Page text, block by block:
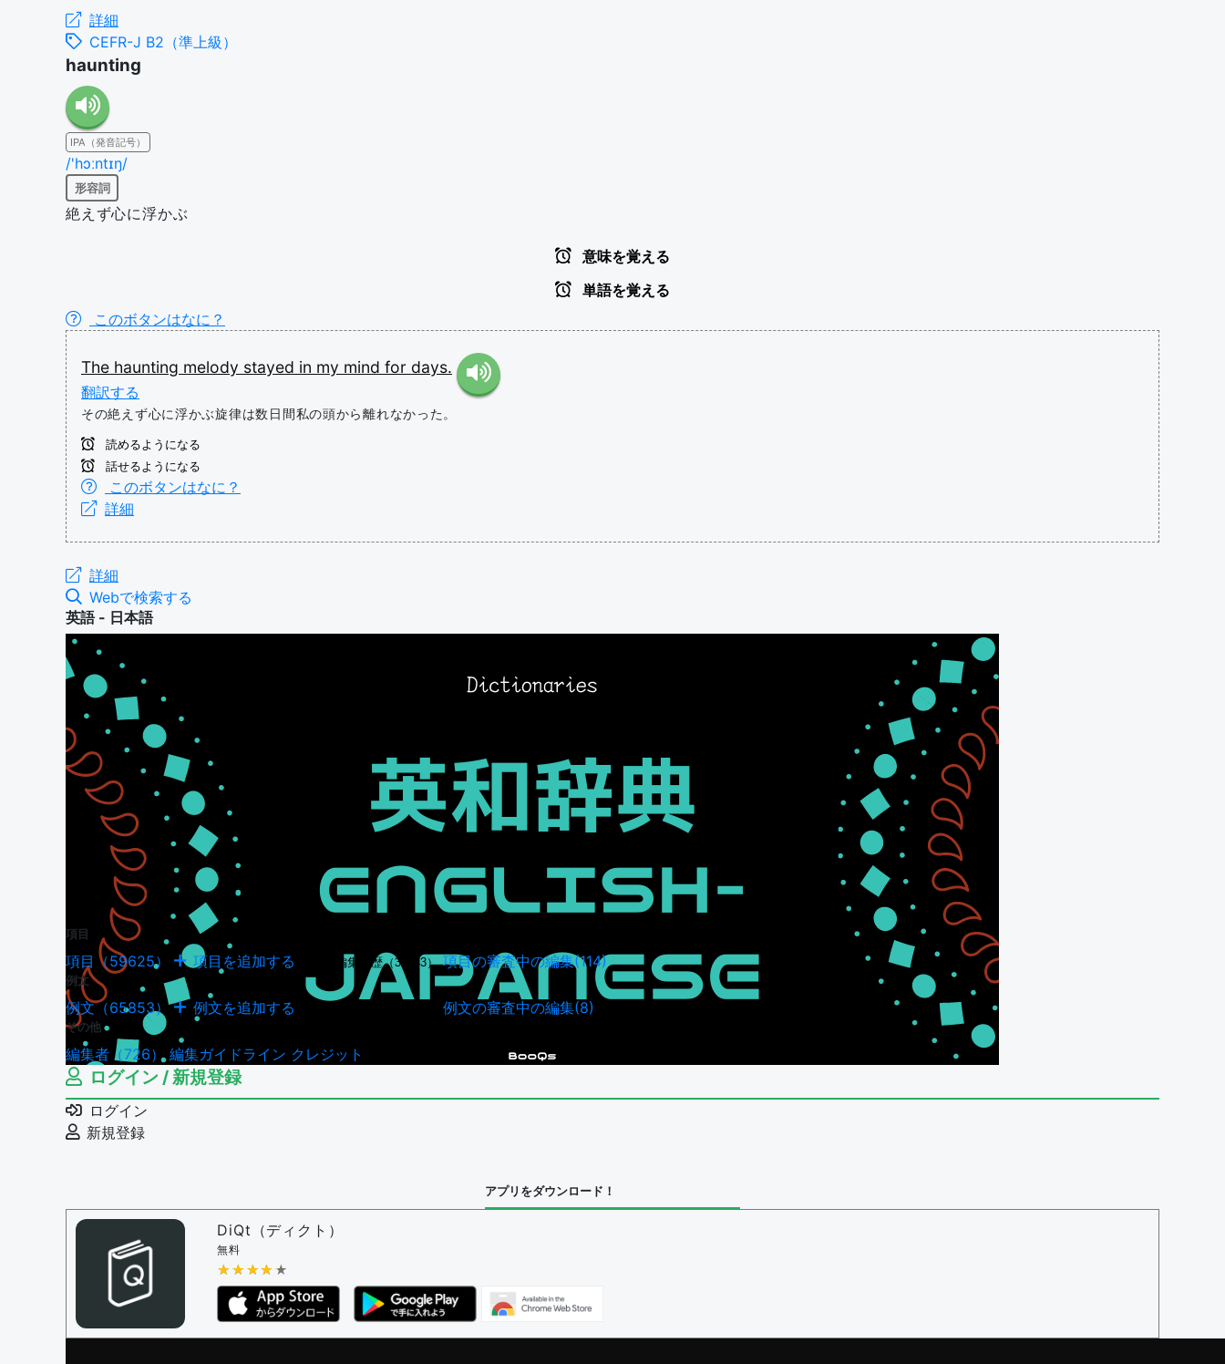
詳細
CEFR-J B2（準上級）
haunting
IPA（発音記号）
/'hɔːntɪŋ/
形容詞
絶えず心に浮かぶ
意味を覚える
単語を覚える
このボタンはなに？
The haunting melody stayed in my mind for days.
翻訳する
その絶えず心に浮かぶ旋律は数日間私の頭から離れなかった。
読めるようになる
話せるようになる
このボタンはなに？
詳細
詳細
Webで検索する
英語 - 日本語
項目
項目（59625） 項目を追加する 項目の編集履歴（34943） 項目の審査中の編集(114)
例文
例文（65853） 例文を追加する 例文の審査中の編集(8)
その他
編集者（726）編集ガイドライン クレジット
ログイン / 新規登録
ログイン
新規登録
アプリをダウンロード！
DiQt（ディクト）
無料
★★★★★
★★★★★